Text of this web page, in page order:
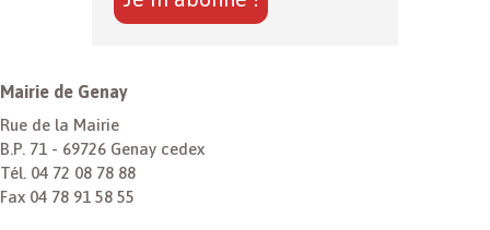
Mairie de Genay
Rue de la Mairie
B.P. 71 - 69726 Genay cedex
Tél. 04 72 08 78 88
Fax 04 78 91 58 55